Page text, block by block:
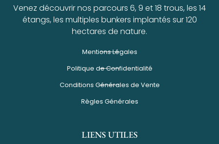
Venez découvrir nos parcours 6, 9 et 18 trous, les 14
étangs, les multiples bunkers implantés sur 120
hectares de nature.
Mentions Légales
Politique de Confidentialité
Conditions Générales de Vente
Règles Générales
LIENS UTILES